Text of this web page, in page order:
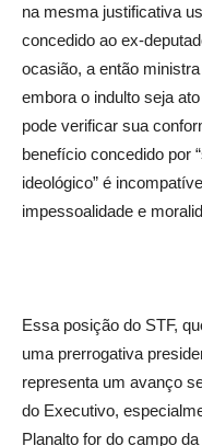
na mesma justificativa
concedido ao ex-
ocasião, a então
embora o indulto seja
pode verificar sua
benefício concedido por
ideológico” é
impessoalidade e
Essa posição do STF,
uma prerrogativa
representa um avanço
do Executivo,
Planalto for do campo